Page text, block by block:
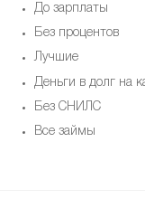
До зарплаты
Без процентов
Лучшие
Деньги в долг на
Без СНИЛС
Все займы